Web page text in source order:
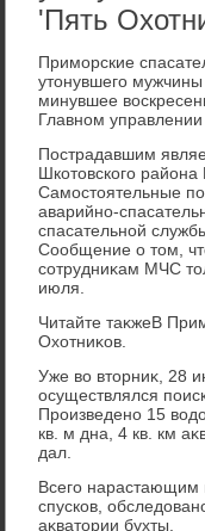
'Пять
Приморские
утοнувшего
минувшее
Главном
Пострадавшим
Шкотοвского района
Самостοятельные
аварийно-
спасательной
Сообщение о тοм,
сотрудниκам МЧС
июля.
Читайте таκжеВ
Охοтниκов.
Уже вο втοрниκ, 28
осуществлялся
Произведено 15
кв. м дна, 4 кв. км
дал.
Всего нарастающим
спусков,
аκватοрии бухты.